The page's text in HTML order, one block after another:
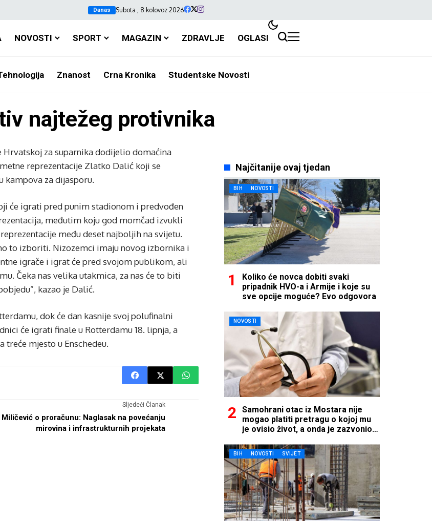
Danas Subota , 8 kolovoz 2026
NOVOSTI SPORT MAGAZIN ZDRAVLJE OGLASI
Znanost Crna Kronika Studentske Novosti
najtežeg protivnika
za suparnika dodijelio domaćina
reprezentacije Zlatko Dalić koji se
kampova za dijasporu.
će igrati pred punim stadionom i predvođen
međutim koju god momčad izvukli
među deset najboljih na svijetu.
to izboriti. Nizozemci imaju novog izbornika i
igrače i igrat će pred svojom publikom, ali
Čeka nas velika utakmica, za nas će to biti
kazao je Dalić.
dok će dan kasnije svoj polufinalni
će igrati finale u Rotterdamu 18. lipnja, a
treće mjesto u Enschedeu.
Sljedeći Članak
Miličević o proračunu: Naglasak na povećanju
mirovina i infrastrukturnih projekata
Najčitanije ovaj tjedan
BIH NOVOSTI
Koliko će novca dobiti svaki
pripadnik HVO-a i Armije i koje su
sve opcije moguće? Evo odgovora
NOVOSTI
Samohrani otac iz Mostara nije
mogao platiti pretragu o kojoj mu
je ovisio život, a onda je zazvonio
BIH NOVOSTI SVIJET